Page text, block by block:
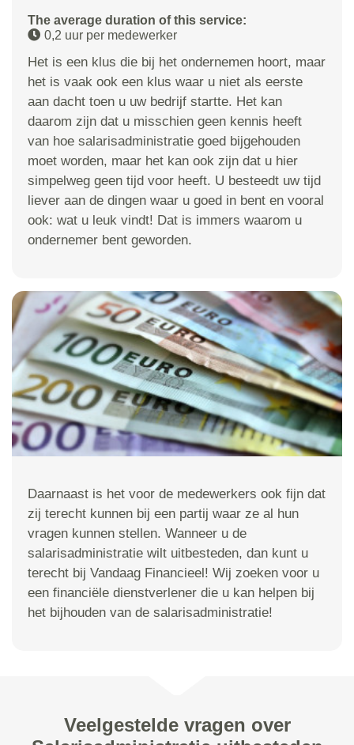
The average duration of this service:
0,2 uur per medewerker
Het is een klus die bij het ondernemen hoort, maar
het is vaak ook een klus waar u niet als eerste
aan dacht toen u uw bedrijf startte. Het kan
daarom zijn dat u misschien geen kennis heeft
van hoe salarisadministratie goed bijgehouden
moet worden, maar het kan ook zijn dat u hier
simpelweg geen tijd voor heeft. U besteedt uw tijd
liever aan de dingen waar u goed in bent en vooral
ook: wat u leuk vindt! Dat is immers waarom u
ondernemer bent geworden.
Daarnaast is het voor de medewerkers ook fijn dat
zij terecht kunnen bij een partij waar ze al hun
vragen kunnen stellen. Wanneer u de
salarisadministratie wilt uitbesteden, dan kunt u
terecht bij Vandaag Financieel! Wij zoeken voor u
een financiële dienstverlener die u kan helpen bij
het bijhouden van de salarisadministratie!
Veelgestelde vragen over